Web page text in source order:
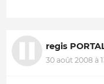
regis
30 août 2008 à